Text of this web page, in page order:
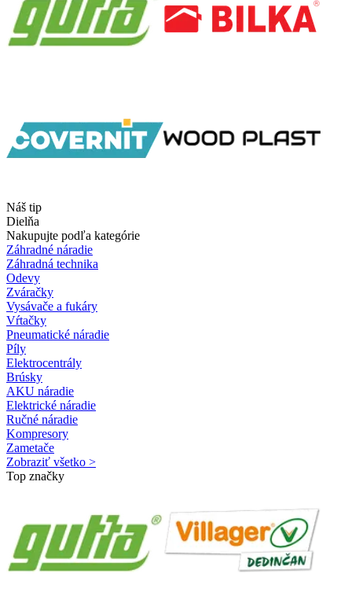
Náš tip
Dielňa
Nakupujte podľa kategórie
Záhradné náradie
Záhradná technika
Odevy
Zváračky
Vysávače a fukáry
Vŕtačky
Pneumatické náradie
Píly
Elektrocentrály
Brúsky
AKU náradie
Elektrické náradie
Ručné náradie
Kompresory
Zametače
Zobraziť všetko >
Top značky